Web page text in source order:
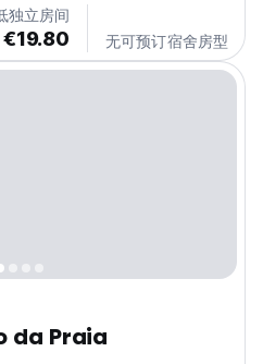
独立房间
€19.80 无可预订宿舍房型
da Praia